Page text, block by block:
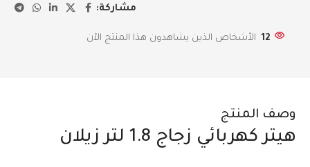
مشاركة:
12 الأشخاص الذين يشاهدون هذا المنتج الآن
وصف المنتج
هيتر كهربائي زجاج 1.8 لتر زيلان